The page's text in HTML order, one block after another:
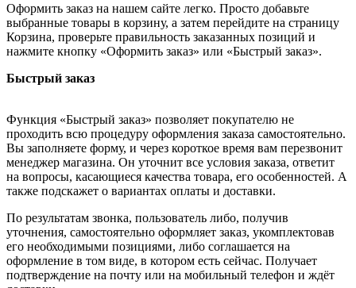
Оформить заказ на нашем сайте легко. Просто добавьте
выбранные товары в корзину, а затем перейдите на страницу
Корзина, проверьте правильность заказанных позиций и
нажмите кнопку «Оформить заказ» или «Быстрый заказ».
Быстрый заказ
Функция «Быстрый заказ» позволяет покупателю не
проходить всю процедуру оформления заказа самостоятельно.
Вы заполняете форму, и через короткое время вам перезвонит
менеджер магазина. Он уточнит все условия заказа, ответит
на вопросы, касающиеся качества товара, его особенностей. А
также подскажет о вариантах оплаты и доставки.
По результатам звонка, пользователь либо, получив
уточнения, самостоятельно оформляет заказ, укомплектовав
его необходимыми позициями, либо соглашается на
оформление в том виде, в котором есть сейчас. Получает
подтверждение на почту или на мобильный телефон и ждёт